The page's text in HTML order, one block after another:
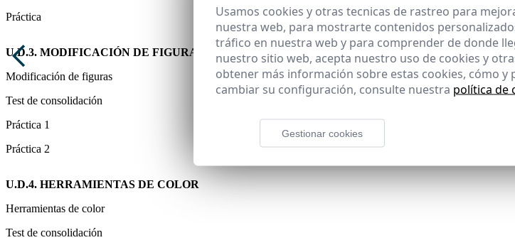
Práctica
U.D.3. MODIFICACIÓN DE FIGURAS
Modificación de figuras
Test de consolidación
Práctica 1
Práctica 2
U.D.4. HERRAMIENTAS DE COLOR
Herramientas de color
Test de consolidación
Usamos cookies y otras tecnicas de rastreo para
nuestra web, para mostrarte contenidos
tráfico en nuestra web y para comprender de donde
nuestro sitio web, acepta nuestro uso de cookies y
obtener más información sobre estas cookies, cómo y
cambiar su configuración, consulte nuestra política de
Gestionar cookies